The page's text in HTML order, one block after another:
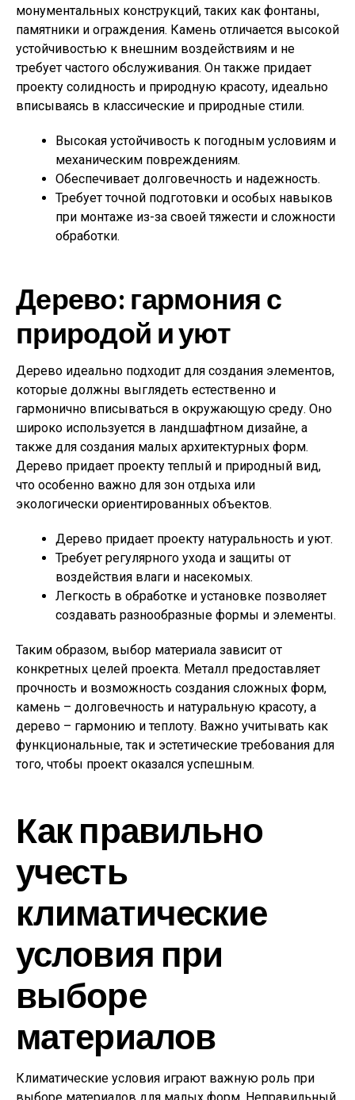
монументальных конструкций, таких как фонтаны,
памятники и ограждения. Камень отличается высокой
устойчивостью к внешним воздействиям и не
требует частого обслуживания. Он также придает
проекту солидность и природную красоту, идеально
вписываясь в классические и природные стили.
Высокая устойчивость к погодным условиям и
механическим повреждениям.
Обеспечивает долговечность и надежность.
Требует точной подготовки и особых навыков
при монтаже из-за своей тяжести и сложности
обработки.
Дерево: гармония с
природой и уют
Дерево идеально подходит для создания элементов,
которые должны выглядеть естественно и
гармонично вписываться в окружающую среду. Оно
широко используется в ландшафтном дизайне, а
также для создания малых архитектурных форм.
Дерево придает проекту теплый и природный вид,
что особенно важно для зон отдыха или
экологически ориентированных объектов.
Дерево придает проекту натуральность и уют.
Требует регулярного ухода и защиты от
воздействия влаги и насекомых.
Легкость в обработке и установке позволяет
создавать разнообразные формы и элементы.
Таким образом, выбор материала зависит от
конкретных целей проекта. Металл предоставляет
прочность и возможность создания сложных форм,
камень – долговечность и натуральную красоту, а
дерево – гармонию и теплоту. Важно учитывать как
функциональные, так и эстетические требования для
того, чтобы проект оказался успешным.
Как правильно
учесть
климатические
условия при
выборе
материалов
Климатические условия играют важную роль при
выборе материалов для малых форм. Неправильный